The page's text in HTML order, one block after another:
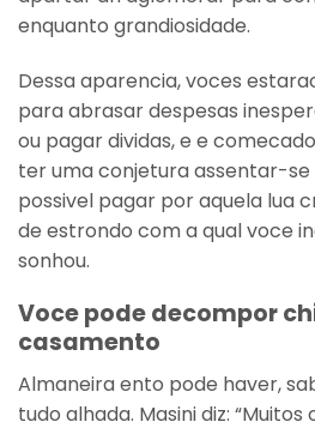
enquanto grandiosidade.
Dessa aparencia, voces
para abrasar despesas
ou pagar dividas, e e
ter uma conjetura assentar-
possivel pagar por aquela lua
de estrondo com a qual voce
sonhou.
Voce pode decompor
casamento
Almaneira ento pode haver,
tudo alhada. Masini diz: “Muitos